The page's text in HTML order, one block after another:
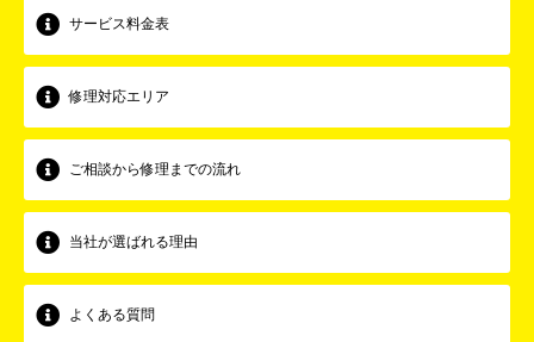
サービス料金表
修理対応エリア
ご相談から修理までの流れ
当社が選ばれる理由
よくある質問